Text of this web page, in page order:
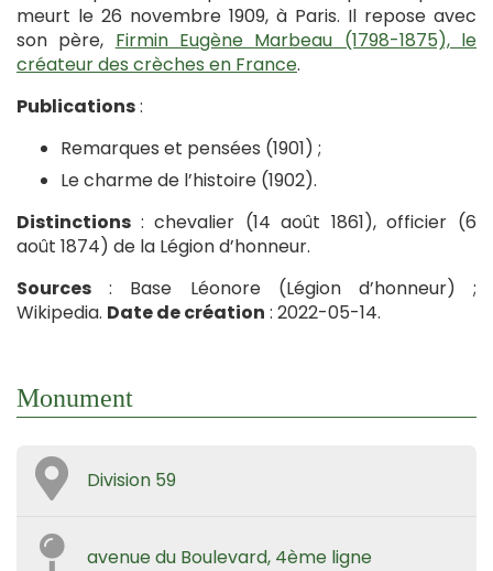
meurt le 26 novembre 1909, à Paris. Il repose avec
son père, Firmin Eugène Marbeau (1798-1875), le
créateur des crèches en France.
Publications:
Remarques et pensées (1901) ;
Le charme de l’histoire (1902).
Distinctions : chevalier (14 août 1861), officier (6
août 1874) de la Légion d’honneur.
Sources : Base Léonore (Légion d’honneur) ;
Wikipedia. Date de création : 2022-05-14.
Monument
Division 59
avenue du Boulevard, 4ème ligne